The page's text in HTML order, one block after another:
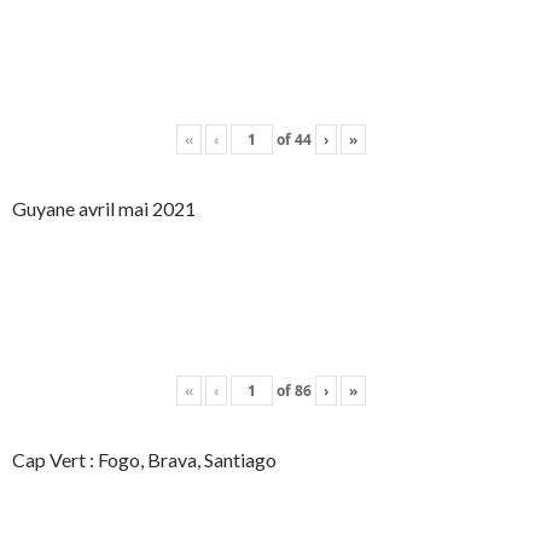
« ‹ of44 › »
Guyane avril mai 2021
« ‹ of86 › »
Cap Vert : Fogo, Brava, Santiago